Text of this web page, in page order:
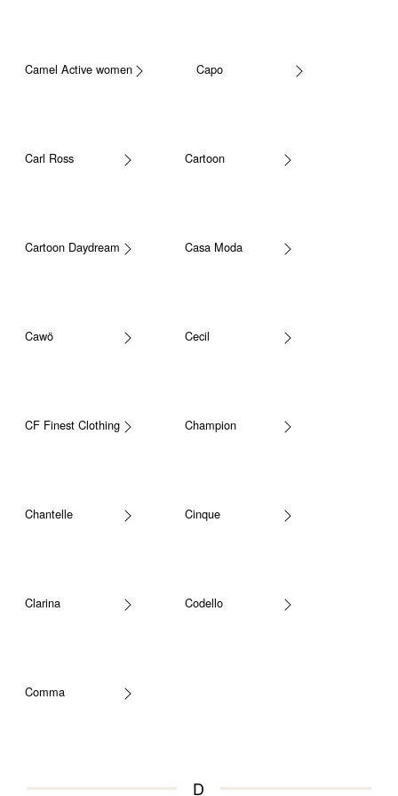
Camel Active women Capo
Carl Ross Cartoon
Cartoon Daydream Casa Moda
Cawö Cecil
CF Finest Clothing Champion
Chantelle Cinque
Clarina Codello
Comma
D